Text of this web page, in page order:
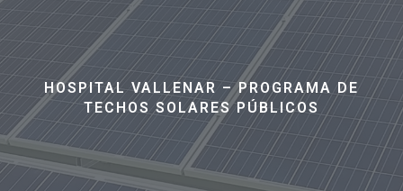
HOSPITAL VALLENAR – PROGRAMA DE
TECHOS SOLARES PÚBLICOS